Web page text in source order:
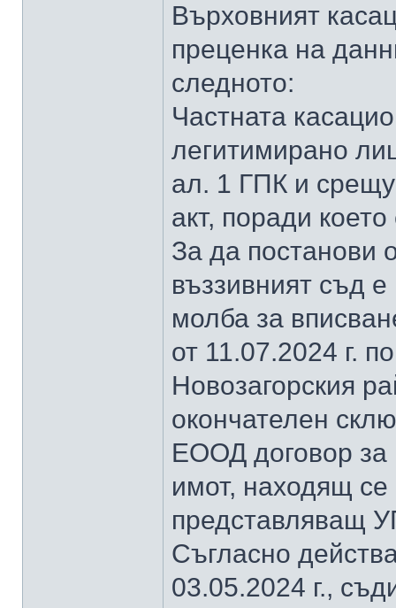
Върховният
преценка на
следното:
Частната
легитимирано
ал. 1 ГПК и
акт, поради
За да постанови
въззивният съд
молба за
от 11.07.2024 г.
Новозагорския
окончателен
ЕООД договор за
имот, находящ
представляващ
Съгласно
03.05.2024 г.,